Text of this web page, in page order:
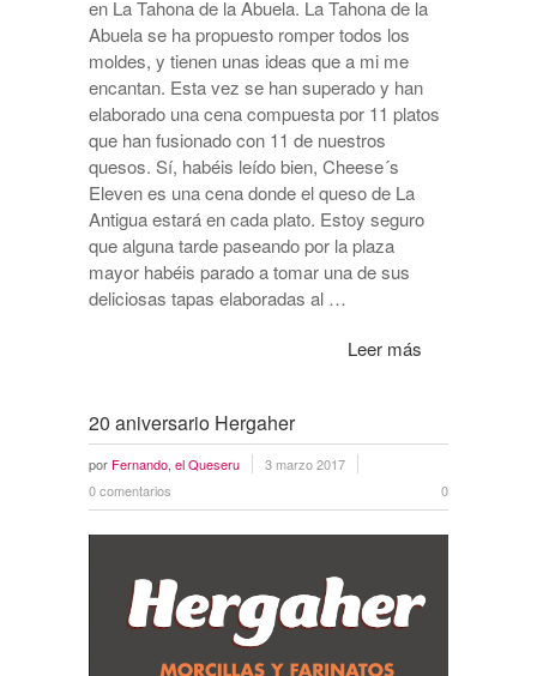
en La Tahona de la Abuela. La Tahona de la
Abuela se ha propuesto romper todos los
moldes, y tienen unas ideas que a mi me
encantan. Esta vez se han superado y han
elaborado una cena compuesta por 11 platos
que han fusionado con 11 de nuestros
quesos. Sí, habéis leído bien, Cheese´s
Eleven es una cena donde el queso de La
Antigua estará en cada plato. Estoy seguro
que alguna tarde paseando por la plaza
mayor habéis parado a tomar una de sus
deliciosas tapas elaboradas al …
Leer más
20 aniversario Hergaher
por Fernando, el Queseru
3 marzo 2017
0 comentarios
0